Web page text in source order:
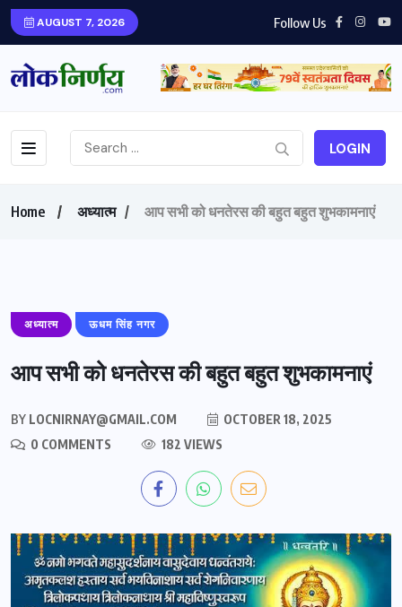
AUGUST 7, 2026 Follow Us
LOGIN
Home अध्यात्म आप सभी को धनतेरस की बहुत बहुत शुभकामनाएं
अध्यात्म ऊधम सिंह नगर
आप सभी को धनतेरस की बहुत बहुत शुभकामनाएं
BY LOCNIRNAY@GMAIL.COM
OCTOBER 18, 2025
0 COMMENTS
182 VIEWS